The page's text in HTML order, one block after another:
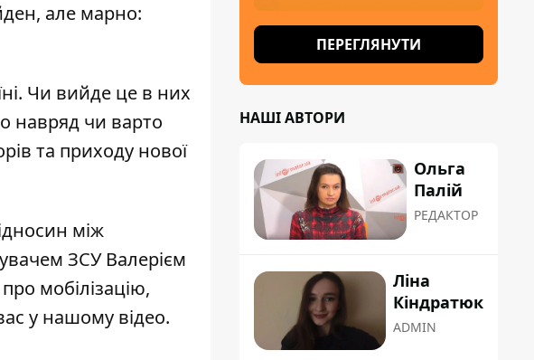
але марно:
Чи вийде це в них
навряд чи варто
та приходу нової
між
ЗСУ Валерієм
мобілізацію,
у нашому відео.
ПЕРЕГЛЯНУТИ
НАШІ АВТОРИ
Ольга
Палій
РЕДАКТОР
Ліна
Кіндратюк
ADMIN